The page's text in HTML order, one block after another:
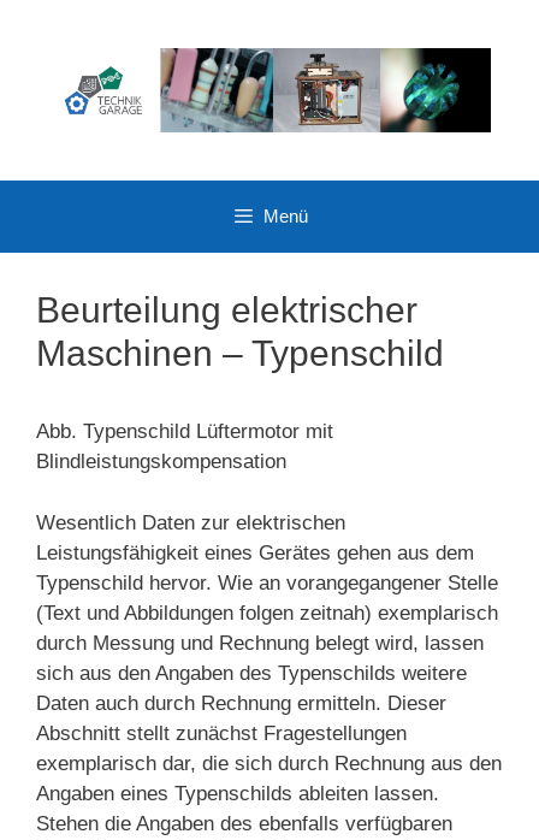
Menü
Beurteilung elektrischer
Maschinen – Typenschild
Abb. Typenschild Lüftermotor mit
Blindleistungskompensation
Wesentlich Daten zur elektrischen
Leistungsfähigkeit eines Gerätes gehen aus dem
Typenschild hervor. Wie an vorangegangener Stelle
(Text und Abbildungen folgen zeitnah) exemplarisch
durch Messung und Rechnung belegt wird, lassen
sich aus den Angaben des Typenschilds weitere
Daten auch durch Rechnung ermitteln. Dieser
Abschnitt stellt zunächst Fragestellungen
exemplarisch dar, die sich durch Rechnung aus den
Angaben eines Typenschilds ableiten lassen.
Stehen die Angaben des ebenfalls verfügbaren